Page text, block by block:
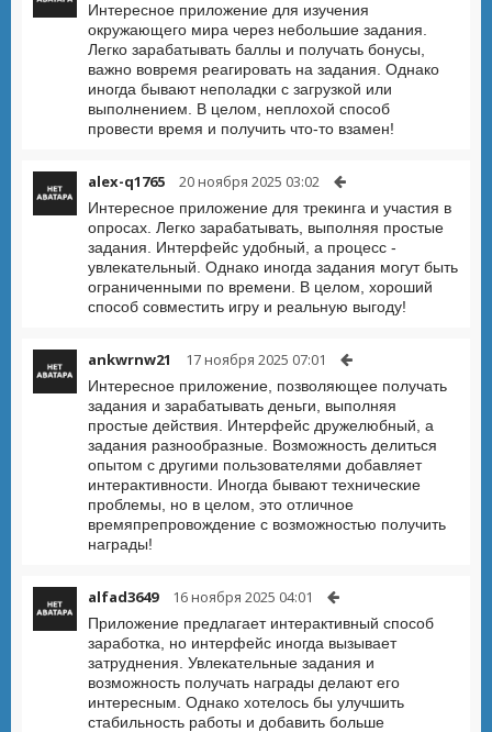
Интересное приложение для изучения
окружающего мира через небольшие задания.
Легко зарабатывать баллы и получать бонусы,
важно вовремя реагировать на задания. Однако
иногда бывают неполадки с загрузкой или
выполнением. В целом, неплохой способ
провести время и получить что-то взамен!
alex-q1765 20 ноября 2025 03:02
Интересное приложение для трекинга и участия в
опросах. Легко зарабатывать, выполняя простые
задания. Интерфейс удобный, а процесс -
увлекательный. Однако иногда задания могут быть
ограниченными по времени. В целом, хороший
способ совместить игру и реальную выгоду!
ankwrnw21 17 ноября 2025 07:01
Интересное приложение, позволяющее получать
задания и зарабатывать деньги, выполняя
простые действия. Интерфейс дружелюбный, а
задания разнообразные. Возможность делиться
опытом с другими пользователями добавляет
интерактивности. Иногда бывают технические
проблемы, но в целом, это отличное
времяпрепровождение с возможностью получить
награды!
alfad3649 16 ноября 2025 04:01
Приложение предлагает интерактивный способ
заработка, но интерфейс иногда вызывает
затруднения. Увлекательные задания и
возможность получать награды делают его
интересным. Однако хотелось бы улучшить
стабильность работы и добавить больше